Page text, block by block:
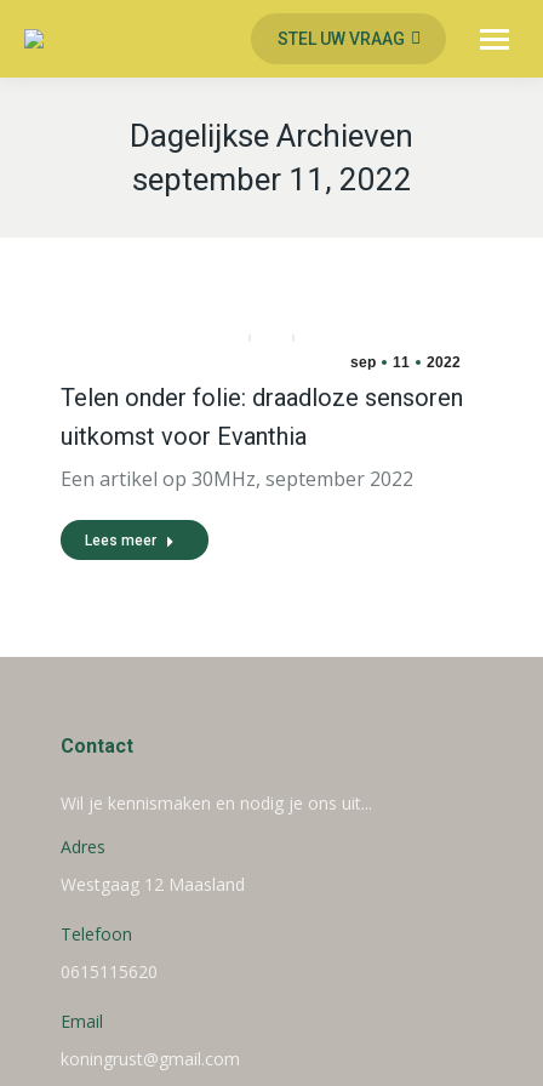
STEL UW VRAAG
Dagelijkse Archieven
september 11, 2022
sep 11 2022
Telen onder folie: draadloze sensoren
uitkomst voor Evanthia
Een artikel op 30MHz, september 2022
Lees meer
Contact
Wil je kennismaken en nodig je ons uit...
Adres
Westgaag 12 Maasland
Telefoon
0615115620
Email
koningrust@gmail.com